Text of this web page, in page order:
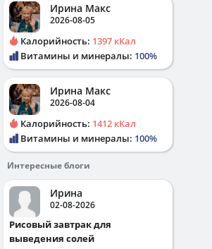
Ирина Макс
2026-08-05
Калорийность: 1397 кКал
Витамины и минералы: 100%
Ирина Макс
2026-08-04
Калорийность: 1412 кКал
Витамины и минералы: 100%
Интересные блоги
Ирина
02-08-2026
Рисовый завтрак для
выведения солей